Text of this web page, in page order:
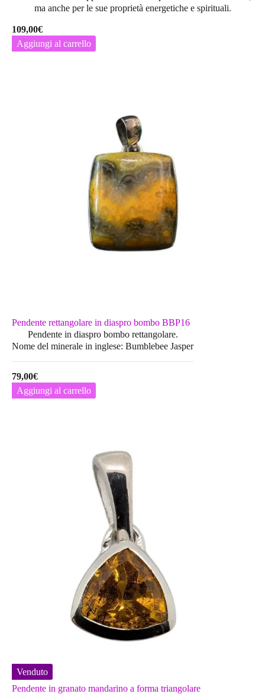
ma anche per le sue proprietà energetiche e spirituali.
109,00€
Aggiungi al carrello
Pendente rettangolare in diaspro bombo BBP16
Pendente in diaspro bombo rettangolare.
Nome del minerale in inglese: Bumblebee Jasper
79,00€
Aggiungi al carrello
Venduto
Pendente in granato mandarino a forma triangolare